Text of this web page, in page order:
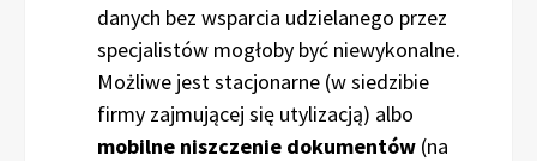
danych bez wsparcia udzielanego przez
specjalistów mogłoby być niewykonalne.
Możliwe jest stacjonarne (w siedzibie
firmy zajmującej się utylizacją) albo
mobilne niszczenie dokumentów (na